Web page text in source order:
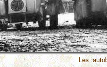
Les